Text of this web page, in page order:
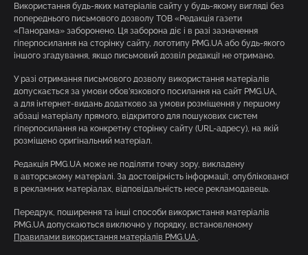
Використання будь-яких матеріалів сайту у будь-якому вигляді без
попереднього письмового дозволу ТОВ «Редакція газети
«Панорама» заборонено. Ця заборона діє і в разі зазначення
гіперпосилання на сторінку сайту, логотипу PMG.UA або будь-якого
іншого згадування, якщо письмовий дозвіл редакції не отримано.
У разі отримання письмового дозволу використання матеріалів
допускається за умови обов’язкового посилання на сайт PMG.UA,
а для інтернет-видань додатково за умови розміщення у першому
абзаці матеріалу прямого, відкритого для пошукових систем
гіперпосилання на конкретну сторінку сайту (URL-адресу), на якій
розміщено оригінальний матеріал.
Редакція PMG.UA може не поділяти точку зору, викладену
в авторському матеріалі. За достовірність інформації, опублікованої
в рекламних матеріалах, відповідальність несе рекламодавець.
Передрук, поширення та інші способи використання матеріалів
PMG.UA допускаються виключно у порядку, встановленому
Правилами використання матеріалів PMG.UA .